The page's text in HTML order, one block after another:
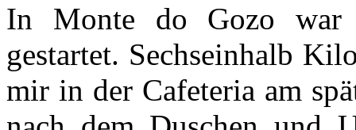
In Monte do Gozo war
gestartet. Sechseinhalb
mir in der Cafeteria am